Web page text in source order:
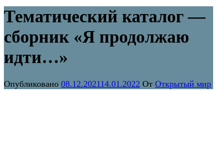
Тематический каталог —
сборник «Я продолжаю
идти…»
Опубликовано 08.12.202114.01.2022 От Открытый мир